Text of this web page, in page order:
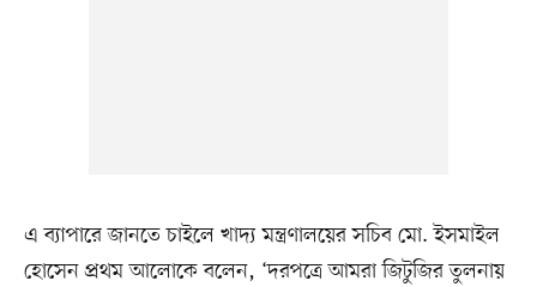
এ ব্যাপারে জানতে চাইলে খাদ্য মন্ত্রণালয়ের সচিব মো. ইসমাইল
হোসেন প্রথম আলোকে বলেন, ‘দরপত্রে আমরা জিটুজির তুলনায়